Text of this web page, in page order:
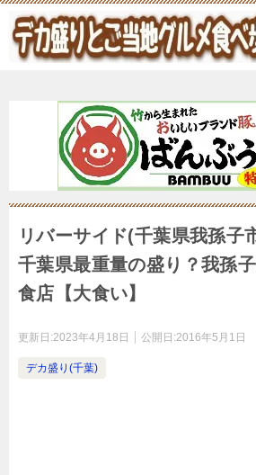
リバーサイド(千葉県我孫子
千葉県最重量の盛り？我孫
食店【大食い】
更新日:2023年4月18日 公開日:2016年5月1日
デカ盛り(千葉)